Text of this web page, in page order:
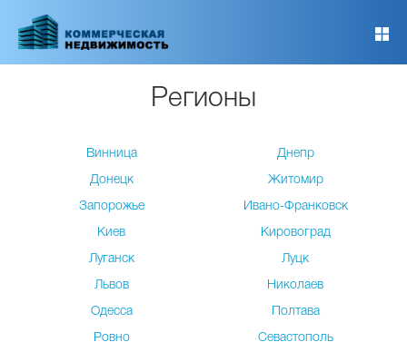
основному
Регионы
Винница Днепр
Донецк Житомир
Запорожье Ивано-Франковск
Киев Кировоград
Луганск Луцк
Львов Николаев
Одесса Полтава
Ровно Севастополь